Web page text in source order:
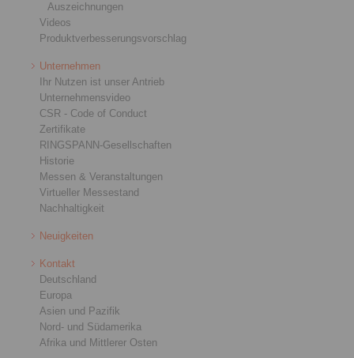
Auszeichnungen
Videos
Produktverbesserungsvorschlag
Unternehmen
Ihr Nutzen ist unser Antrieb
Unternehmensvideo
CSR - Code of Conduct
Zertifikate
RINGSPANN-Gesellschaften
Historie
Messen & Veranstaltungen
Virtueller Messestand
Nachhaltigkeit
Neuigkeiten
Kontakt
Deutschland
Europa
Asien und Pazifik
Nord- und Südamerika
Afrika und Mittlerer Osten